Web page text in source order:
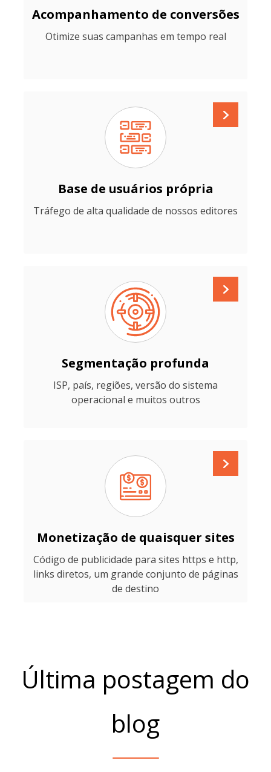
Acompanhamento de conversões
Otimize suas campanhas em tempo real
Base de usuários própria
Tráfego de alta qualidade de nossos editores
Segmentação profunda
ISP, país, regiões, versão do sistema
operacional e muitos outros
Monetização de quaisquer sites
Código de publicidade para sites https e http,
links diretos, um grande conjunto de páginas
de destino
Última postagem do
blog